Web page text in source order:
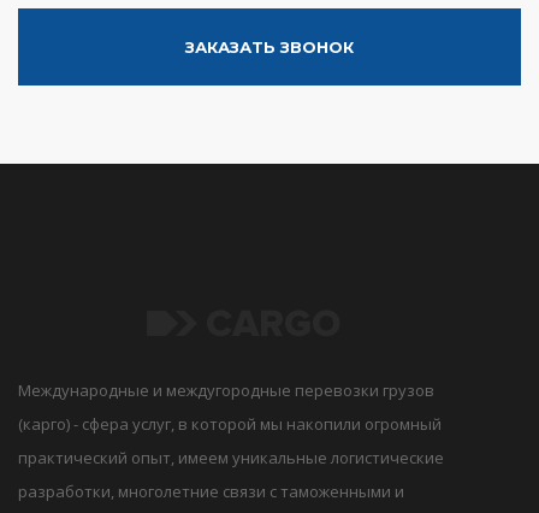
ЗАКАЗАТЬ ЗВОНОК
Международные и междугородные перевозки грузов
(карго) - сфера услуг, в которой мы накопили огромный
практический опыт, имеем уникальные логистические
разработки, многолетние связи с таможенными и